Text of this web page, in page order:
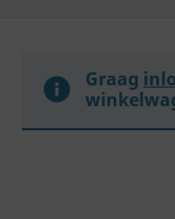
Graag